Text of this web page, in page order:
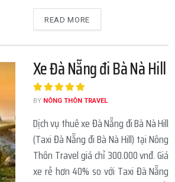
READ MORE
Xe Đà Nẵng đi Bà Nà Hill
BY NÔNG THÔN TRAVEL
Dịch vụ thuê xe Đà Nẵng đi Bà Nà Hill
(Taxi Đà Nẵng đi Bà Nà Hill) tại Nông
Thôn Travel giá chỉ 300.000 vnđ. Giá
xe rẻ hơn 40% so với Taxi Đà Nẵng